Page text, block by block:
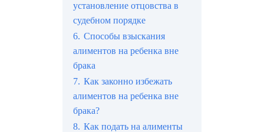
установление отцовства в
судебном порядке
6. Способы взыскания
алиментов на ребенка вне
брака
7. Как законно избежать
алиментов на ребенка вне
брака?
8. Как подать на алименты